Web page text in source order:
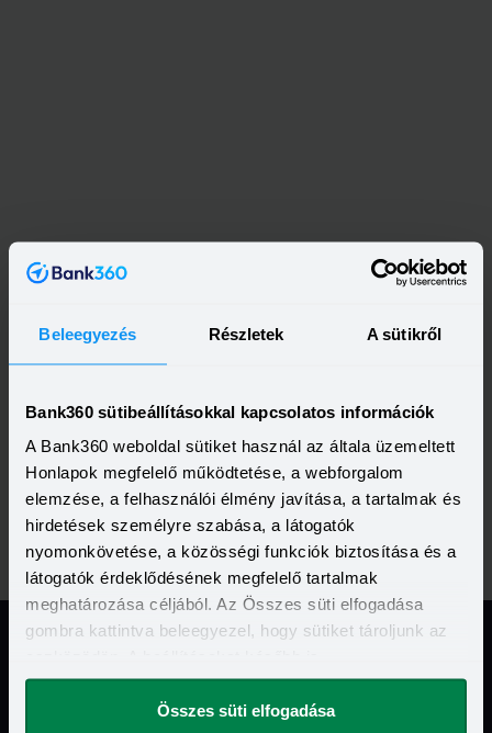
Beleegyezés Részletek A sütikről
Bank360 sütibeállításokkal kapcsolatos információk
A Bank360 weboldal sütiket használ az általa üzemeltett
Honlapok megfelelő működtetése, a webforgalom
elemzése, a felhasználói élmény javítása, a tartalmak és
hirdetések személyre szabása, a látogatók
nyomonkövetése, a közösségi funkciók biztosítása és a
látogatók érdeklődésének megfelelő tartalmak
meghatározása céljából. Az Összes süti elfogadása
gombra kattintva beleegyezel, hogy sütiket tároljunk az
megváltoztathatod.
Összes süti elfogadása
Jogi Dokumentumok